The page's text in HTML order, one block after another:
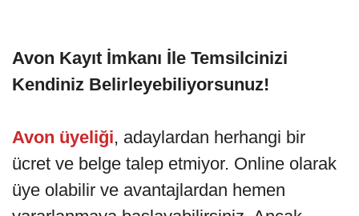
Avon Kayıt İmkanı İle Temsilcinizi
Kendiniz Belirleyebiliyorsunuz!
Avon üyeliği, adaylardan herhangi bir
ücret ve belge talep etmiyor. Online olarak
üye olabilir ve avantajlardan hemen